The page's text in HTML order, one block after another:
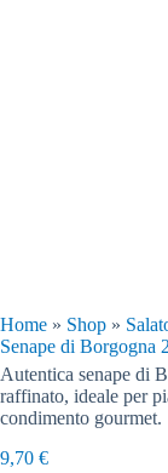
Home » Shop »
Senape di Borgogna
Autentica senape di
raffinato, ideale per
condimento gourmet.
9,70 €